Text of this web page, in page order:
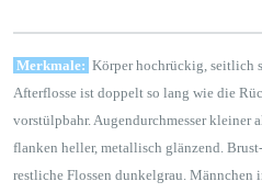
Merkmale: Körper hochrückig, seitlich
Afterflosse ist doppelt so lang wie die
vorstülpbahr. Augendurchmesser kleiner
flanken heller, metallisch glänzend.
restliche Flossen dunkelgrau. Männchen